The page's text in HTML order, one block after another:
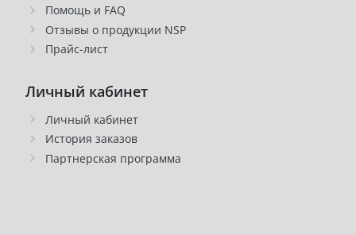
Помощь и FAQ
Отзывы о продукции NSP
Прайс-лист
Личный кабинет
Личный кабинет
История заказов
Партнерская программа